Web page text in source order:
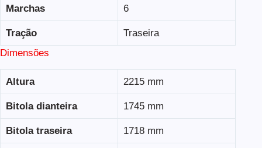
Marchas 6
Tração
Traseira
Dimensões
Altura 2215 mm
Bitola dianteira 1745 mm
Bitola traseira 1718 mm